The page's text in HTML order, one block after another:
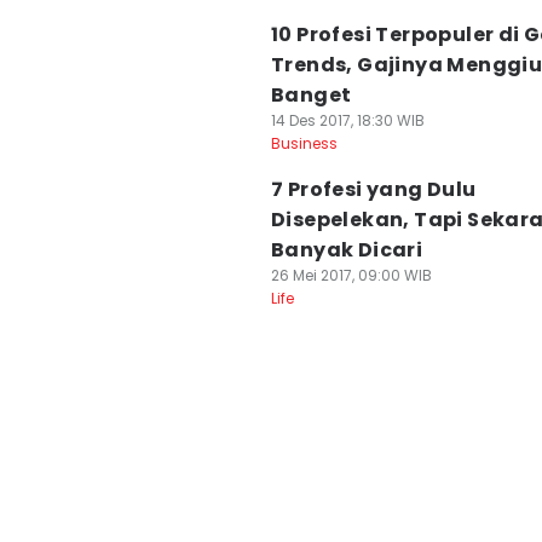
10 Profesi Terpopuler di
Trends, Gajinya
Banget
14 Des 2017, 18:30 WIB
Business
7 Profesi yang Dulu
Disepelekan, Tapi
Banyak Dicari
26 Mei 2017, 09:00 WIB
Life